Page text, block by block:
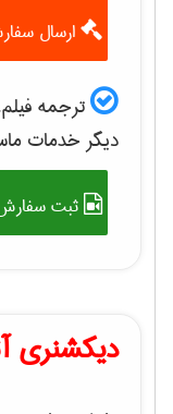
ارسال
ترجمه
دیگر خدمات
ثبت
دیکشنری